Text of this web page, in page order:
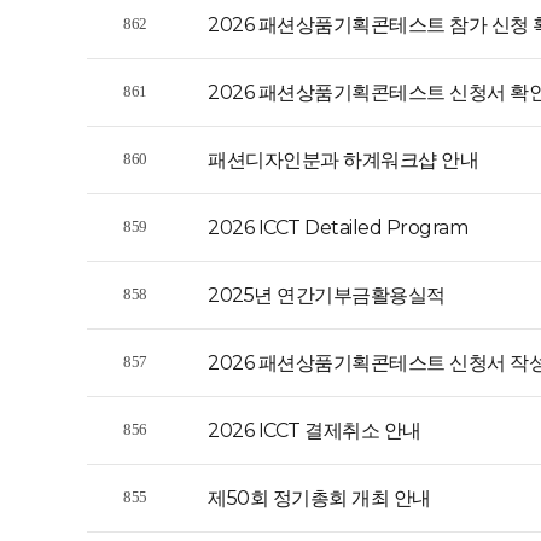
862 2026 패션상품기획콘테스트 참가 신청
861 2026 패션상품기획콘테스트 신청서 확
860 패션디자인분과 하계워크샵 안내
859 2026 ICCT Detailed Program
858 2025년 연간기부금활용실적
857 2026 패션상품기획콘테스트 신청서 작
856 2026 ICCT 결제취소 안내
855 제50회 정기총회 개최 안내